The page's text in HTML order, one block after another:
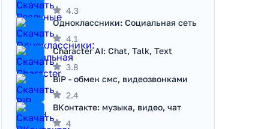
4.3
Одноклассники: Социальная сеть
4.1
Character AI: Chat, Talk, Text
3.8
BiP - обмен смс, видеозвонками
2.4
ВКонтакте: музыка, видео, чат
4